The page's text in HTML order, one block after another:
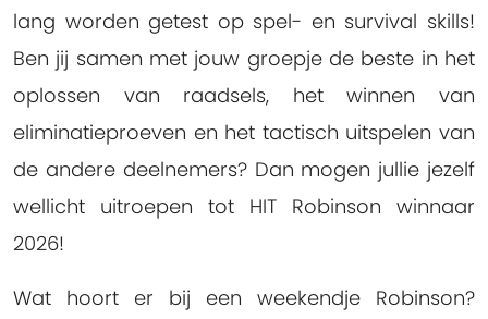
lang worden getest op spel- en survival skills!
Ben jij samen met jouw groepje de beste in het
oplossen van raadsels, het winnen van
eliminatieproeven en het tactisch uitspelen van
de andere deelnemers? Dan mogen jullie jezelf
wellicht uitroepen tot HIT Robinson winnaar
2026!
Wat hoort er bij een weekendje Robinson?